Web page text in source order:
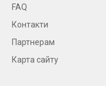
FAQ
Контакти
Партнерам
Карта сайту